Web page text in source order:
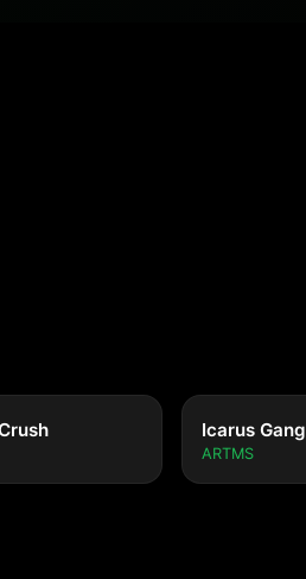
Icarus Gang
ARTMS